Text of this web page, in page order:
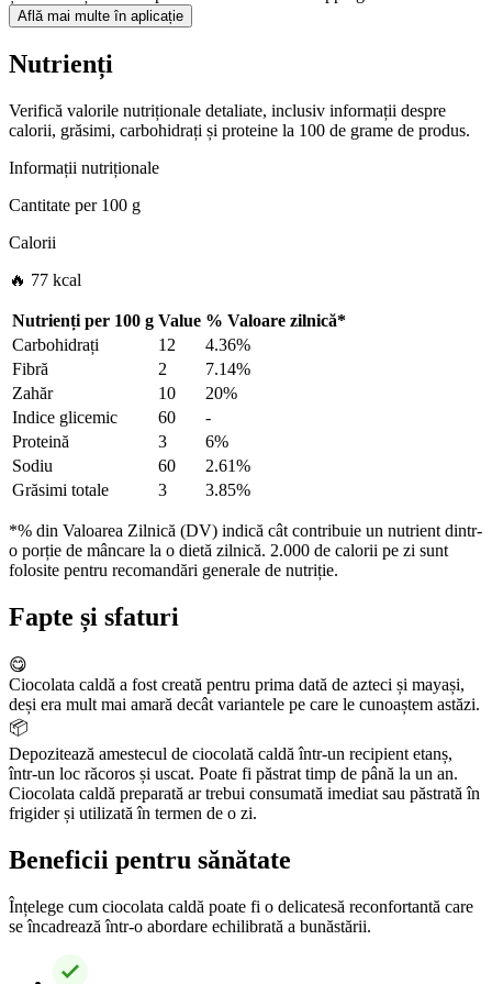
Află mai multe în aplicație
Nutrienți
Verifică valorile nutriționale detaliate, inclusiv informații despre
calorii, grăsimi, carbohidrați și proteine la 100 de grame de produs.
Informații nutriționale
Cantitate per100 g
Calorii
🔥 77 kcal
Nutrienți per 100 g Value % Valoare zilnică*
Carbohidrați
12
4.36%
Fibră
2
7.14%
Zahăr
10
20%
Indice glicemic
60
-
Proteină
3
6%
Sodiu
60
2.61%
Grăsimi totale
3 3.85%
*% din Valoarea Zilnică (DV) indică cât contribuie un nutrient dintr-
o porție de mâncare la o dietă zilnică. 2.000 de calorii pe zi sunt
folosite pentru recomandări generale de nutriție.
Fapte și sfaturi
😋
Ciocolata caldă a fost creată pentru prima dată de azteci și mayași,
deși era mult mai amară decât variantele pe care le cunoaștem astăzi.
📦
Depozitează amestecul de ciocolată caldă într-un recipient etanș,
într-un loc răcoros și uscat. Poate fi păstrat timp de până la un an.
Ciocolata caldă preparată ar trebui consumată imediat sau păstrată în
frigider și utilizată în termen de o zi.
Beneficii pentru sănătate
Înțelege cum ciocolata caldă poate fi o delicatesă reconfortantă care
se încadrează într-o abordare echilibrată a bunăstării.